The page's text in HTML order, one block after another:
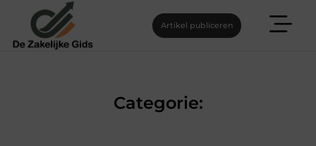
Artikel publiceren
Categorie: